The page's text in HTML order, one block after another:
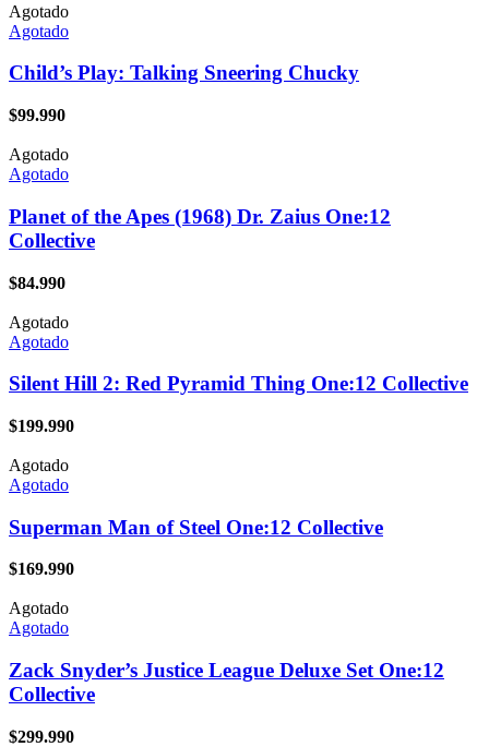
Agotado
Agotado
Child’s Play: Talking Sneering Chucky
$99.990
Agotado
Agotado
Planet of the Apes (1968) Dr. Zaius One:12
Collective
$84.990
Agotado
Agotado
Silent Hill 2: Red Pyramid Thing One:12 Collective
$199.990
Agotado
Agotado
Superman Man of Steel One:12 Collective
$169.990
Agotado
Agotado
Zack Snyder’s Justice League Deluxe Set One:12
Collective
$299.990